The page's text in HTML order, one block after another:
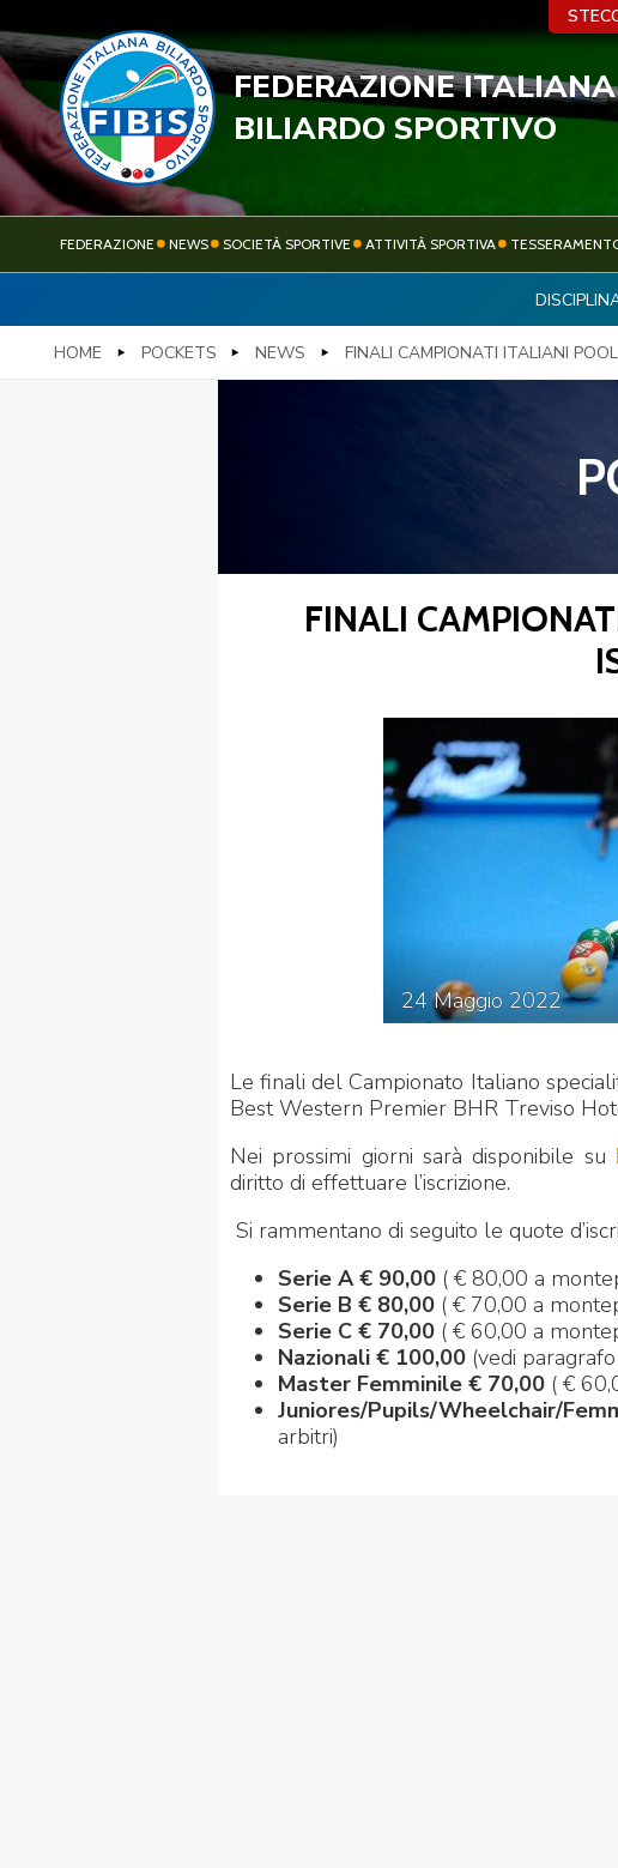
STECCA
Mappa
FEDERAZIONE ITALIANA
BILIARDO SPORTIVO
FEDERAZIONE NEWS SOCIETÀ SPORTIVE ATTIVITÀ SPORTIVA
HOME POCKETS NEWS FINALI CAMPIONATI ITALIANI
FINALI
24Maggio 2022
Le finali del Campionato Italiano
Best Western Premier BHR Treviso
Nei prossimi giorni sarà disponibile su
diritto di effettuare l’iscrizione.
Si rammentano di seguito le quote
Serie A € 90,00 ( € 80,00 a
Serie B € 80,00 ( € 70,00 a
Serie C € 70,00 ( € 60,00 a
Nazionali € 100,00 (vedi
Master Femminile € 70,00 ( €
Juniores/Pupils/Wheelchair/
arbitri)